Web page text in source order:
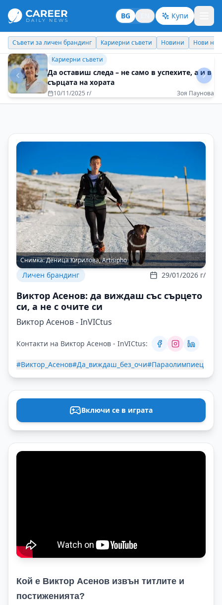
BG Купи
Кариерни съвети Новини Нови назначения Днес празнува
Личен брандинг
Най-голямото богатство е да правиш това,
което обичаш
13/05/2025 г/ Иванина Първанова-Стефанова
Снимка:Деница Кирилова, Artisipho
Личен брандинг 29/01/2026 г/
Виктор Асенов: да виждаш със сърцето
си, а не с очите си
Виктор Асенов - InVICtus
Контакти на Виктор Асенов - InVICtus:
#Виктор_Асенов#Да_виждаш_без_очи#Параолимпиец
Включи се в играта
Кой е Виктор Асенов извън титлите и
постиженията?